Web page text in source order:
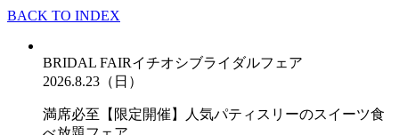
BACK TO INDEX
BRIDAL FAIRイチオシブライダルフェア
2026.8.23（日）
満席必至【限定開催】人気パティスリーのスイーツ食